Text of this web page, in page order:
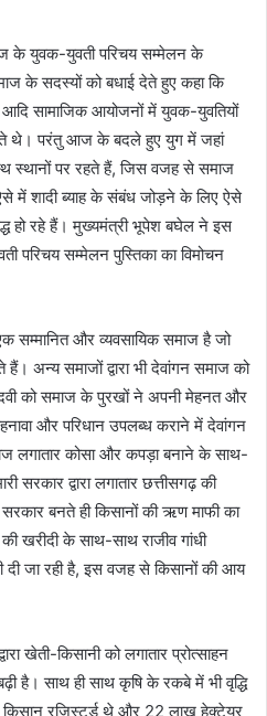
के युवक-युवती परिचय सम्मेलन के
के सदस्यों को बधाई देते हुए कहा कि
सामाजिक आयोजनों में युवक-युवतियों
थे। परंतु आज के बदले हुए युग में जहां
स्थानों पर रहते हैं, जिस वजह से समाज
में शादी ब्याह के संबंध जोड़ने के लिए ऐसे
हो रहे हैं। मुख्यमंत्री भूपेश बघेल ने इस
परिचय सम्मेलन पुस्तिका का विमोचन
सम्मानित और व्यवसायिक समाज है जो
अन्य समाजों द्वारा भी देवांगन समाज को
को समाज के पुरखों ने अपनी मेहनत और
और परिधान उपलब्ध कराने में देवांगन
लगातार कोसा और कपड़ा बनाने के साथ-
सरकार द्वारा लगातार छत्तीसगढ़ की
सरकार बनते ही किसानों की ऋण माफी का
खरीदी के साथ-साथ राजीव गांधी
दी जा रही है, इस वजह से किसानों की आय
खेती-किसानी को लगातार प्रोत्साहन
है। साथ ही साथ कृषि के रकबे में भी वृद्धि
रजिस्टर्ड थे और 22 लाख हेक्टेयर